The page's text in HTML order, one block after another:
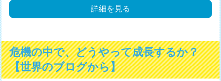
詳細を見る
危機の中で、どうやって成長するか？
【世界のブログから】